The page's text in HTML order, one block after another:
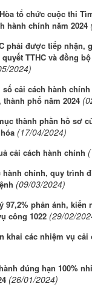
tổ chức cuộc thi
hành chính năm 2024
phải được tiếp nhận,
TTHC và đồng
2024)
số cải cách hành
thành phố năm 2024
thành phần hồ sơ
(17/04/2024)
cải cách hành chính
hành chính, quy trình
(09/03/2024)
97,2% phản ánh,
công 1022 (29/02/
khai các nhiệm vụ cải
đúng hạn 100%
(26/01/2024)